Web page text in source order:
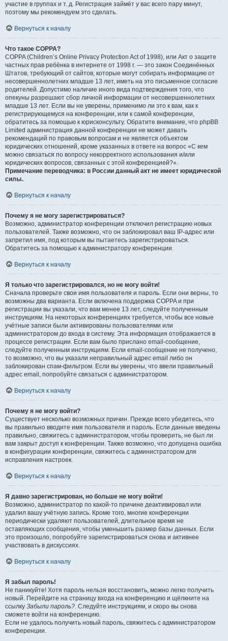
участие в группах и т. д. Регистрация займёт у вас всего пару минут,
поэтому мы рекомендуем это сделать.
Вернуться к началу
Что такое COPPA?
COPPA (Children’s Online Privacy Protection Act of 1998), или Акт о защите
частных прав ребёнка в интернете от 1998 г. — это закон Соединённых
Штатов, требующий от сайтов, которые могут собирать информацию от
несовершеннолетних младше 13 лет, иметь на это письменное согласие
родителей. Допустимо наличие иного вида подтверждения того, что
опекуны разрешают сбор личной информации от несовершеннолетних
младше 13 лет. Если вы не уверены, применимо ли это к вам, как к
регистрирующемуся на конференции, или к самой конференции,
обратитесь за помощью к юрисконсульту. Обратите внимание, что phpBB
Limited администрация данной конференции не может давать
рекомендаций по правовым вопросам и не является объектом
юридических отношений, кроме указанных в ответе на вопрос «С кем
можно связаться по вопросу некорректного использования и/или
юридических вопросов, связанных с этой конференцией?».
Примечание переводчика: в России данный акт не имеет юридической
силы..
Вернуться к началу
Почему я не могу зарегистрироваться?
Возможно, администратор конференции отключил регистрацию новых
пользователей. Также возможно, что он заблокировал ваш IP-адрес или
запретил имя, под которым вы пытаетесь зарегистрироваться.
Обратитесь за помощью к администратору конференции.
Вернуться к началу
Я только что зарегистрировался, но не могу войти!
Сначала проверьте свои имя пользователя и пароль. Если они верны, то
возможны два варианта. Если включена поддержка COPPA и при
регистрации вы указали, что вам менее 13 лет, следуйте полученным
инструкциям. На некоторых конференциях требуется, чтобы все новые
учётные записи были активированы пользователями или
администратором до входа в систему. Эта информация отображается в
процессе регистрации. Если вам было прислано email-сообщение,
следуйте полученным инструкциям. Если email-сообщение не получено,
то возможно, что вы указали неправильный адрес email либо он
заблокирован спам-фильтром. Если вы уверены, что ввели правильный
адрес email, попробуйте связаться с администратором.
Вернуться к началу
Почему я не могу войти?
Существует несколько возможных причин. Прежде всего убедитесь, что
вы правильно вводите имя пользователя и пароль. Если данные введены
правильно, свяжитесь с администратором, чтобы проверить, не был ли
вам закрыт доступ к конференции. Также возможно, что допущена ошибка
в конфигурации конференции, свяжитесь с администратором для
исправления настроек.
Вернуться к началу
Я давно зарегистрирован, но больше не могу войти!
Возможно, администратор по какой-то причине деактивировал или
удалил вашу учётную запись. Кроме того, многие конференции
периодически удаляют пользователей, длительное время не
оставляющих сообщения, чтобы уменьшить размер базы данных. Если
это произошло, попробуйте зарегистрироваться снова и активнее
участвовать в дискуссиях.
Вернуться к началу
Я забыл пароль!
Не паникуйте! Хотя пароль нельзя восстановить, можно легко получить
новый. Перейдите на страницу входа на конференцию и щёлкните на
ссылку Забыли пароль?. Следуйте инструкциям, и скоро вы снова
сможете войти на конференцию.
Если не удалось получить новый пароль, свяжитесь с администратором
конференции.